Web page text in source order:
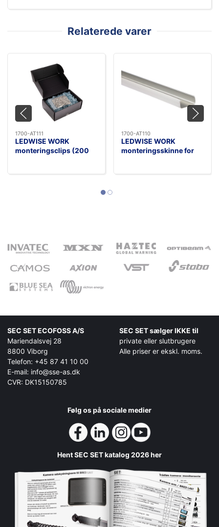
Relaterede varer
1700-AT111
LEDWISE WORK
monteringsclips (200
1700-AT110
LEDWISE WORK
monteringsskinne for
SEC SET ECOFOSS A/S
Mariendalsvej 28
8800 Viborg
Telefon: +45 87 41 10 00
E-mail: info@sse-as.dk
CVR: DK15150785
SEC SET sælger IKKE til
private eller slutbrugere
Alle priser er ekskl. moms.
Følg os på sociale medier
Hent SEC SET katalog 2026 her